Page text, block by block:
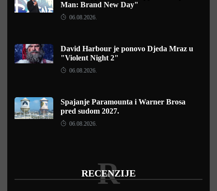
Man: Brand New Day"
06.08.2026.
David Harbour je ponovo Djeda Mraz u
"Violent Night 2"
06.08.2026.
Spajanje Paramounta i Warner Brosa
pred sudom 2027.
06.08.2026.
RECENZIJE
R